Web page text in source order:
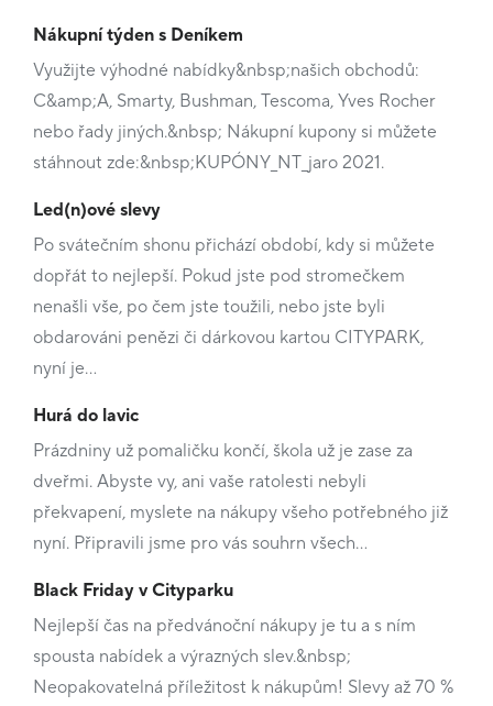
Nákupní týden s Deníkem
Využijte výhodné nabídky&nbsp;našich obchodů:
C&amp;A, Smarty, Bushman, Tescoma, Yves Rocher
nebo řady jiných.&nbsp; Nákupní kupony si můžete
stáhnout zde:&nbsp;KUPÓNY_NT_jaro 2021.
Led(n)ové slevy
Po svátečním shonu přichází období, kdy si můžete
dopřát to nejlepší. Pokud jste pod stromečkem
nenašli vše, po čem jste toužili, nebo jste byli
obdarováni penězi či dárkovou kartou CITYPARK,
nyní je…
Hurá do lavic
Prázdniny už pomaličku končí, škola už je zase za
dveřmi. Abyste vy, ani vaše ratolesti nebyli
překvapení, myslete na nákupy všeho potřebného již
nyní. Připravili jsme pro vás souhrn všech…
Black Friday v Cityparku
Nejlepší čas na předvánoční nákupy je tu a s ním
spousta nabídek a výrazných slev.&nbsp;
Neopakovatelná příležitost k nákupům! Slevy až 70 %